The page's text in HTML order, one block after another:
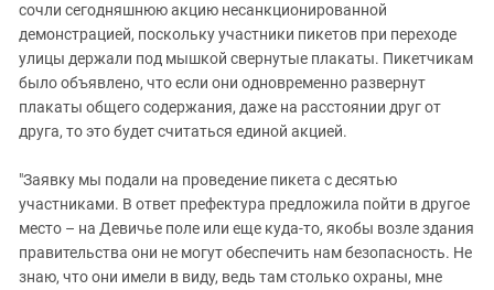
сочли сегодняшнюю акцию несанкционированной
демонстрацией, поскольку участники пикетов при переходе
улицы держали под мышкой свернутые плакаты. Пикетчикам
было объявлено, что если они одновременно развернут
плакаты общего содержания, даже на расстоянии друг от
друга, то это будет считаться единой акцией.
"Заявку мы подали на проведение пикета с десятью
участниками. В ответ префектура предложила пойти в другое
место – на Девичье поле или еще куда-то, якобы возле здания
правительства они не могут обеспечить нам безопасность. Не
знаю, что они имели в виду, ведь там столько охраны, мне